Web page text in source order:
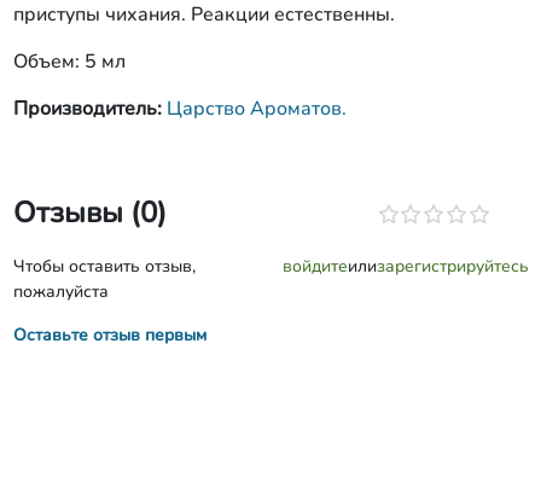
приступы чихания. Реакции естественны.
Объем: 5 мл
Производитель: Царство Ароматов.
Отзывы (0)
Чтобы оставить отзыв,
пожалуйста
войдитеилизарегистрируйтесь
Оставьте отзыв первым